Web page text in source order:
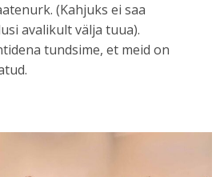
(Kahjuks ei saa
avalikult välja tuua).
tundsime, et meid on